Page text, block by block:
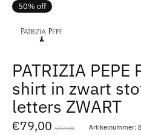
50% off
PATRIZIA PEPE
shirt in zwart
letters ZWART
€79,00 €159,00 Artikelnummer: